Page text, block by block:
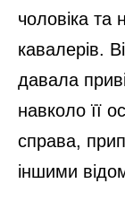
чоловіка та
кавалерів.
давала
навколо її
справа,
іншими